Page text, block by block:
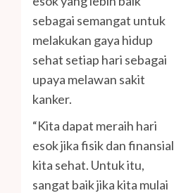
sebagai semangat untuk
melakukan gaya hidup
sehat setiap hari sebagai
upaya melawan sakit
kanker.
“Kita dapat meraih hari
esok jika fisik dan finansial
kita sehat. Untuk itu,
sangat baik jika kita mulai